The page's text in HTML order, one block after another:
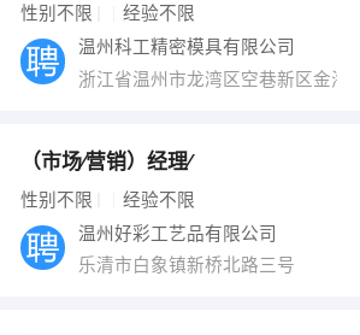
出纳
编辑
跟单
其他职位
性别不限 经验不限
温州科工精密模具有限公司
浙江省温州市龙湾区空巷新区金
（市场∕营销）经理∕
性别不限 经验不限
温州好彩工艺品有限公司
乐清市白象镇新桥北路三号